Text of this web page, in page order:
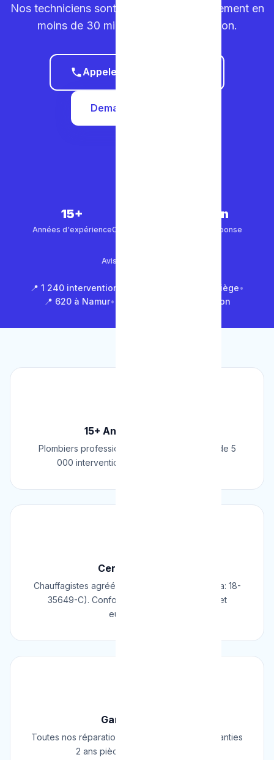
Nos techniciens sont sur la route. Déplacement en
moins de 30 minutes dans votre région.
Appeler le 0465 68 51 58
Demander un devis
15+
Années d'expérienceClients satisfaits
30 min
Temps de réponse
Avis Google (500+)
📍 1 240 interventions à Bruxelles 📍 850 à Liège•
📍 620 à Namur• 📍 1 430 en Brabant Wallon
15+ Ans d'Expérience
Plombiers professionnels depuis 2009. Plus de 5
000 interventions réussies en Belgique.
Certifié & Agréé
Chauffagistes agréés Cerga/Cedicol (N° Cerga: 18-
35649-C). Conformes aux normes belges et
européennes.
Garantie 2 Ans
Toutes nos réparations et installations sont garanties
2 ans pièces et main d'œuvre.